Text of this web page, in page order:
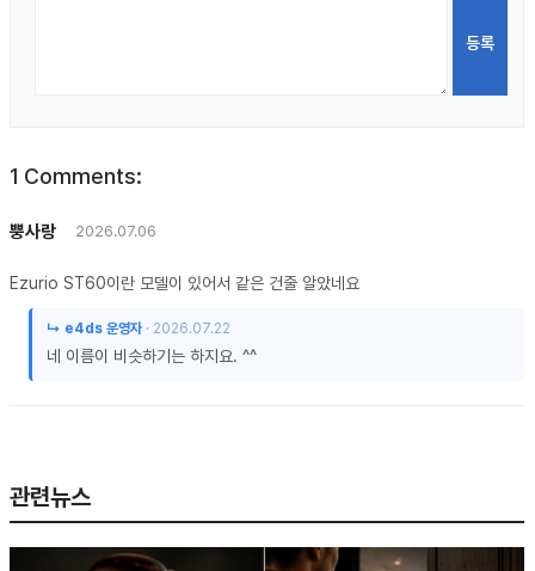
1 Comments:
뿡사랑 2026.07.06
Ezurio ST60이란 모델이 있어서 같은 건줄 알았네요
↳ e4ds 운영자 · 2026.07.22
네 이름이 비슷하기는 하지요. ^^
관련뉴스